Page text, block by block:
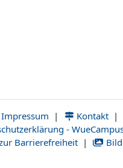
Impressum | Kontakt |
-
Barrierefreiheit |